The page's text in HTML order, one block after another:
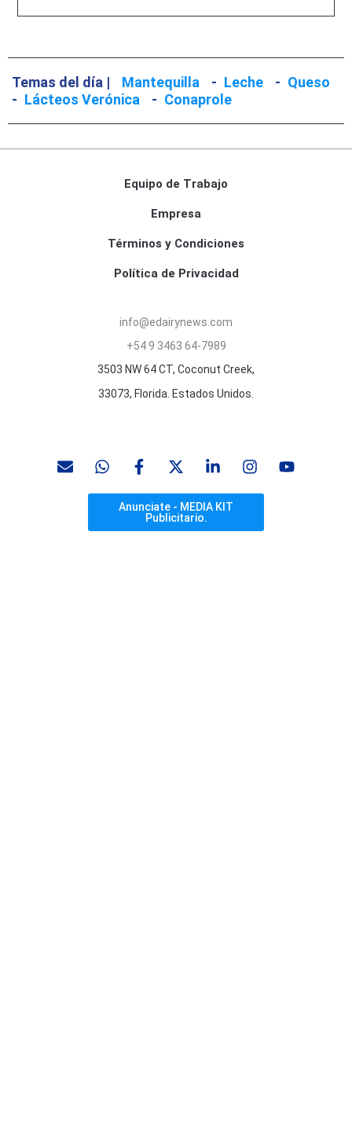
Temas del día | Mantequilla - Leche - Queso
- Lácteos Verónica - Conaprole
Equipo de Trabajo
Empresa
Términos y Condiciones
Política de Privacidad
info@edairynews.com
+54 9 3463 64-7989
3503 NW 64 CT, Coconut Creek,
33073, Florida. Estados Unidos.
Anunciate - MEDIA KIT
Publicitario.